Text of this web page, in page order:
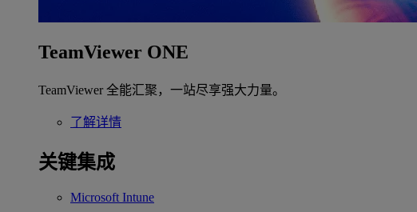
TeamViewer ONE
TeamViewer 全能汇聚，一站尽享强大力量。
了解详情
关键集成
Microsoft Intune